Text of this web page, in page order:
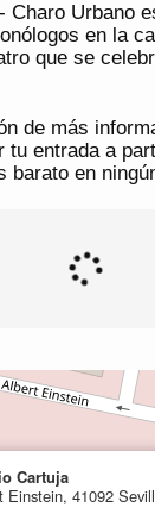
Charo Urbano
en la
que se
de más
tu entrada a
barato en